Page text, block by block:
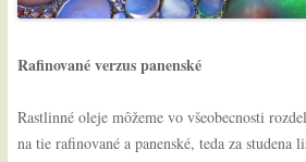
Rafinované verzus panenské
Rastlinné oleje môžeme vo všeobecnosti
na tie rafinované a panenské, teda za studena